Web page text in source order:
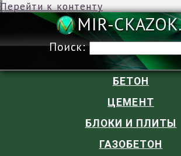
Перейти к контенту
MIR-
Поиск:
БЕТОН
ЦЕМЕНТ
БЛОКИ И ПЛИТЫ
ГАЗОБЕТОН